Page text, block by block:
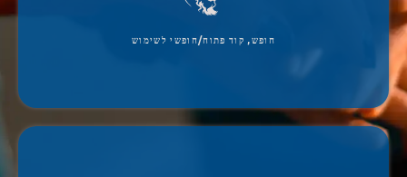
חופש, קוד פתוח/חופשי לשימוש